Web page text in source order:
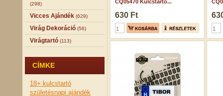
(298)
Vicces Ajándék (629)
Virág Dekoráció (56)
Virágtartó (113)
CÍMKE
18+ kulcstartó
születésnapi ajándék
CQ05470 Kulcstartó...
630 Ft